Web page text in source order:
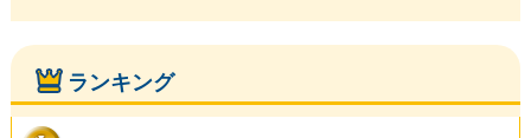
ランキング